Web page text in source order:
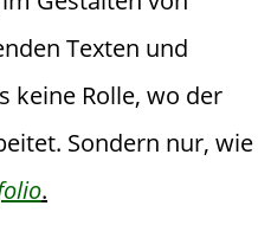
Texten und
keine Rolle, wo der
Sondern nur, wie
.